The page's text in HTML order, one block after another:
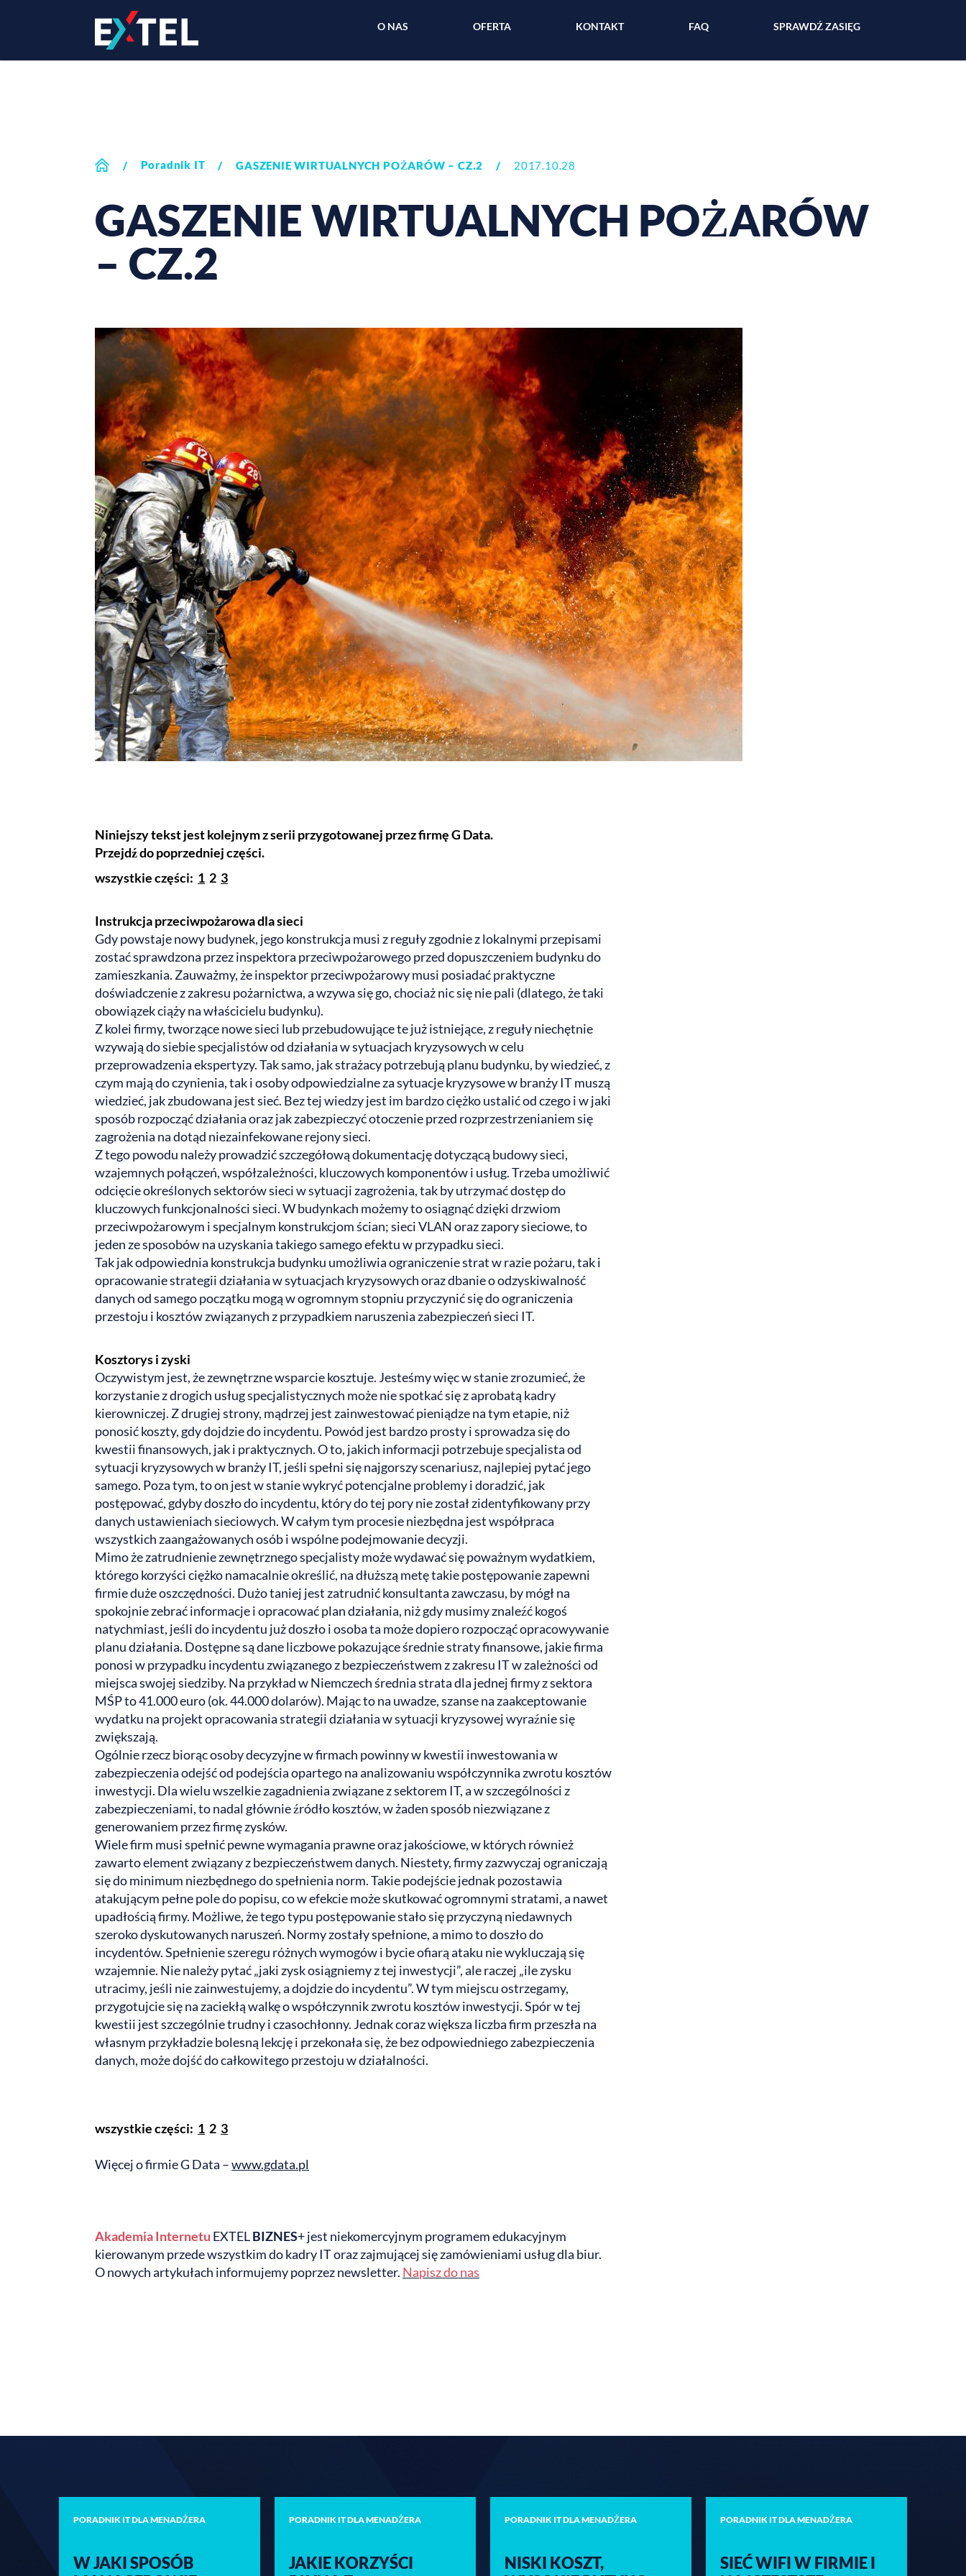
O NAS OFERTA KONTAKT FAQ SPRAWDŹ ZASIĘG
/ Poradnik IT / GASZENIE WIRTUALNYCH POŻARÓW – CZ.2 / 2017.10.28
GASZENIE WIRTUALNYCH POŻARÓW
– CZ.2
Niniejszy tekst jest kolejnym z serii przygotowanej przez firmę G Data.
Przejdź do poprzedniej części.
wszystkie części: 1 2 3
Instrukcja przeciwpożarowa dla sieci
Gdy powstaje nowy budynek, jego konstrukcja musi z reguły zgodnie z lokalnymi przepisami
zostać sprawdzona przez inspektora przeciwpożarowego przed dopuszczeniem budynku do
zamieszkania. Zauważmy, że inspektor przeciwpożarowy musi posiadać praktyczne
doświadczenie z zakresu pożarnictwa, a wzywa się go, chociaż nic się nie pali (dlatego, że taki
obowiązek ciąży na właścicielu budynku).
Z kolei firmy, tworzące nowe sieci lub przebudowujące te już istniejące, z reguły niechętnie
wzywają do siebie specjalistów od działania w sytuacjach kryzysowych w celu
przeprowadzenia ekspertyzy. Tak samo, jak strażacy potrzebują planu budynku, by wiedzieć, z
czym mają do czynienia, tak i osoby odpowiedzialne za sytuacje kryzysowe w branży IT muszą
wiedzieć, jak zbudowana jest sieć. Bez tej wiedzy jest im bardzo ciężko ustalić od czego i w jaki
sposób rozpocząć działania oraz jak zabezpieczyć otoczenie przed rozprzestrzenianiem się
zagrożenia na dotąd niezainfekowane rejony sieci.
Z tego powodu należy prowadzić szczegółową dokumentację dotyczącą budowy sieci,
wzajemnych połączeń, współzależności, kluczowych komponentów i usług. Trzeba umożliwić
odcięcie określonych sektorów sieci w sytuacji zagrożenia, tak by utrzymać dostęp do
kluczowych funkcjonalności sieci. W budynkach możemy to osiągnąć dzięki drzwiom
przeciwpożarowym i specjalnym konstrukcjom ścian; sieci VLAN oraz zapory sieciowe, to
jeden ze sposobów na uzyskania takiego samego efektu w przypadku sieci.
Tak jak odpowiednia konstrukcja budynku umożliwia ograniczenie strat w razie pożaru, tak i
opracowanie strategii działania w sytuacjach kryzysowych oraz dbanie o odzyskiwalność
danych od samego początku mogą w ogromnym stopniu przyczynić się do ograniczenia
przestoju i kosztów związanych z przypadkiem naruszenia zabezpieczeń sieci IT.
Kosztorys i zyski
Oczywistym jest, że zewnętrzne wsparcie kosztuje. Jesteśmy więc w stanie zrozumieć, że
korzystanie z drogich usług specjalistycznych może nie spotkać się z aprobatą kadry
kierowniczej. Z drugiej strony, mądrzej jest zainwestować pieniądze na tym etapie, niż
ponosić koszty, gdy dojdzie do incydentu. Powód jest bardzo prosty i sprowadza się do
kwestii finansowych, jak i praktycznych. O to, jakich informacji potrzebuje specjalista od
sytuacji kryzysowych w branży IT, jeśli spełni się najgorszy scenariusz, najlepiej pytać jego
samego. Poza tym, to on jest w stanie wykryć potencjalne problemy i doradzić, jak
postępować, gdyby doszło do incydentu, który do tej pory nie został zidentyfikowany przy
danych ustawieniach sieciowych. W całym tym procesie niezbędna jest współpraca
wszystkich zaangażowanych osób i wspólne podejmowanie decyzji.
Mimo że zatrudnienie zewnętrznego specjalisty może wydawać się poważnym wydatkiem,
którego korzyści ciężko namacalnie określić, na dłuższą metę takie postępowanie zapewni
firmie duże oszczędności. Dużo taniej jest zatrudnić konsultanta zawczasu, by mógł na
spokojnie zebrać informacje i opracować plan działania, niż gdy musimy znaleźć kogoś
natychmiast, jeśli do incydentu już doszło i osoba ta może dopiero rozpocząć opracowywanie
planu działania. Dostępne są dane liczbowe pokazujące średnie straty finansowe, jakie firma
ponosi w przypadku incydentu związanego z bezpieczeństwem z zakresu IT w zależności od
miejsca swojej siedziby. Na przykład w Niemczech średnia strata dla jednej firmy z sektora
MŚP to 41.000 euro (ok. 44.000 dolarów). Mając to na uwadze, szanse na zaakceptowanie
wydatku na projekt opracowania strategii działania w sytuacji kryzysowej wyraźnie się
zwiększają.
Ogólnie rzecz biorąc osoby decyzyjne w firmach powinny w kwestii inwestowania w
zabezpieczenia odejść od podejścia opartego na analizowaniu współczynnika zwrotu kosztów
inwestycji. Dla wielu wszelkie zagadnienia związane z sektorem IT, a w szczególności z
zabezpieczeniami, to nadal głównie źródło kosztów, w żaden sposób niezwiązane z
generowaniem przez firmę zysków.
Wiele firm musi spełnić pewne wymagania prawne oraz jakościowe, w których również
zawarto element związany z bezpieczeństwem danych. Niestety, firmy zazwyczaj ograniczają
się do minimum niezbędnego do spełnienia norm. Takie podejście jednak pozostawia
atakującym pełne pole do popisu, co w efekcie może skutkować ogromnymi stratami, a nawet
upadłością firmy. Możliwe, że tego typu postępowanie stało się przyczyną niedawnych
szeroko dyskutowanych naruszeń. Normy zostały spełnione, a mimo to doszło do
incydentów. Spełnienie szeregu różnych wymogów i bycie ofiarą ataku nie wykluczają się
wzajemnie. Nie należy pytać „jaki zysk osiągniemy z tej inwestycji”, ale raczej „ile zysku
utracimy, jeśli nie zainwestujemy, a dojdzie do incydentu”. W tym miejscu ostrzegamy,
przygotujcie się na zaciekłą walkę o współczynnik zwrotu kosztów inwestycji. Spór w tej
kwestii jest szczególnie trudny i czasochłonny. Jednak coraz większa liczba firm przeszła na
własnym przykładzie bolesną lekcję i przekonała się, że bez odpowiedniego zabezpieczenia
danych, może dojść do całkowitego przestoju w działalności.
wszystkie części: 1 2 3
Więcej o firmie G Data –www.gdata.pl
Akademia Internetu EXTELBIZNES+ jest niekomercyjnym programem edukacyjnym
kierowanym przede wszystkim do kadry IT oraz zajmującej się zamówieniami usług dla biur.
O nowych artykułach informujemy poprzez newsletter. Napisz do nas
PORADNIK IT DLA MENADŻERA
W JAKI SPOSÓB
PORADNIK IT DLA MENADŻERA
JAKIE KORZYŚCI
PORADNIK IT DLA MENADŻERA
NISKI KOSZT,
PORADNIK IT DLA MENADŻERA
SIEĆ WIFI W FIRMIE I